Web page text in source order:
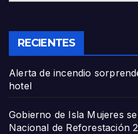
RECIENTES
Alerta de incendio
hotel
Gobierno de Isla Mujeres
Nacional de Reforestación